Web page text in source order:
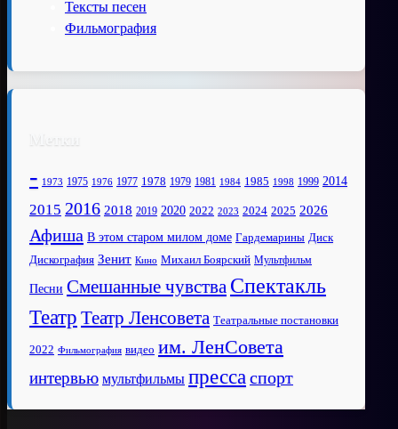
Тексты песен
Фильмография
Метки
- 1973 1975 1976 1977 1978 1979 1981 1984 1985 1998 1999 2014
2015 2016 2018 2019 2020 2022 2023 2024 2025 2026
Афиша В этом старом милом доме Гардемарины Диск
Дискография Зенит Кино Михаил Боярский Мультфильм
Песни Смешанные чувства Спектакль
Театр Театр Ленсовета Театральные постановки
2022 Фильмография видео им. ЛенСовета
интервью мультфильмы прессаспорт